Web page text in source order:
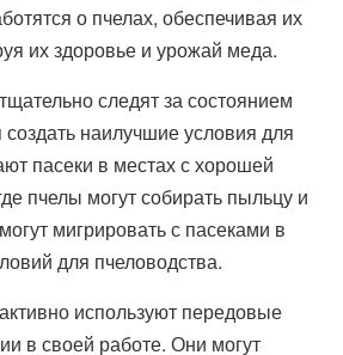
о пчелах, обеспечивая их
их здоровье и урожай меда.
следят за состоянием
наилучшие условия для
пасеки в местах с хорошей
пчелы могут собирать пыльцу и
мигрировать с пасеками в
для пчеловодства.
используют передовые
в своей работе. Они могут